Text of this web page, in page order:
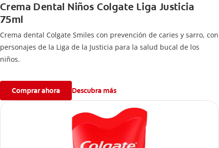
Crema Dental Niños Colgate Liga Justicia
75ml
Crema dental Colgate Smiles con prevención de caries y sarro, con
personajes de la Liga de la Justicia para la salud bucal de los
niños.
Comprar ahora Descubra más